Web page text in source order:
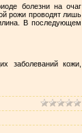
болезни на очаг
рожи проводят лишь
В последующем
заболеваний кожи,